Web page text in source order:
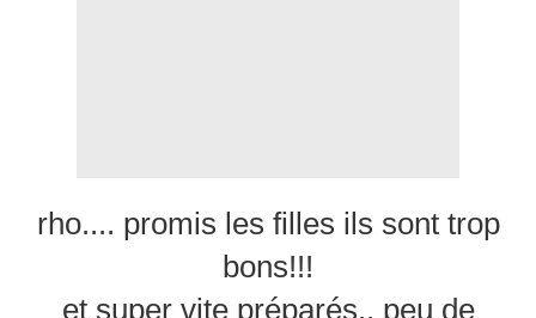
rho.... promis les filles ils sont trop
bons!!!
et super vite préparés.. peu de